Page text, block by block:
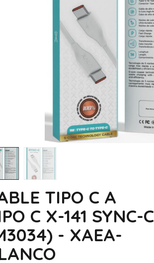
TIPO C A
C X-141 SYNC-C
- XAEA-